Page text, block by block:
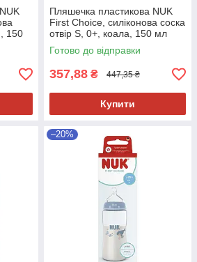
150
Пляшечка пластикова NUK
First Choice, силіконова соска
отвір S, 0+, коала, 150 мл
Готово до відправки
357,88 ₴ 447,35 ₴
Купити
–20%